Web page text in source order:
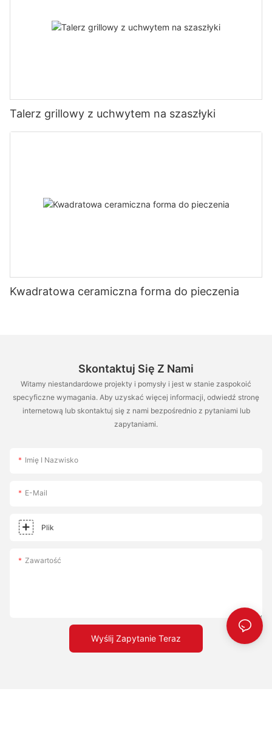
Talerz grillowy z uchwytem na szaszłyki
Kwadratowa ceramiczna forma do pieczenia
Skontaktuj Się Z Nami
Witamy niestandardowe projekty i pomysły i jest w stanie zaspokoić
specyficzne wymagania. Aby uzyskać więcej informacji, odwiedź stronę
internetową lub skontaktuj się z nami bezpośrednio z pytaniami lub
zapytaniami.
Imię I Nazwisko
E-Mail
Plik
Zawartość
Wyślij Zapytanie Teraz